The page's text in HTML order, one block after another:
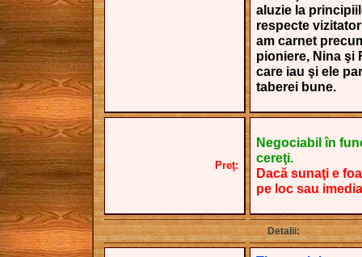
aluzie la
respecte
am carnet
pioniere, Nina şi
care iau şi ele
taberei bune.
Preţ:
Negociabil în
cereţi.
Dacă sunaţi e
pe loc sau
Detalii: